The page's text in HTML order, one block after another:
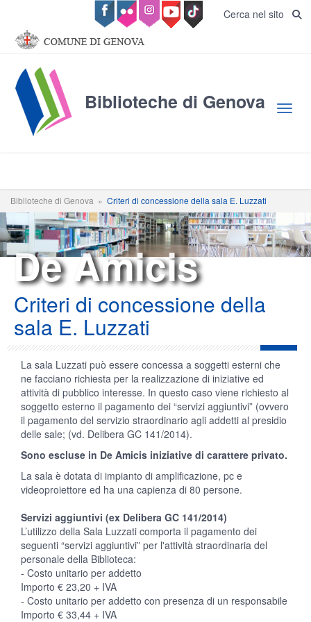
Salta al contenuto principale Cerca nel sito
Biblioteche di Genova
Biblioteche di Genova » Criteri di concessione della sala E. Luzzati
De Amicis
Criteri di concessione della
sala E. Luzzati
La sala Luzzati può essere concessa a soggetti esterni che
ne facciano richiesta per la realizzazione di iniziative ed
attività di pubblico interesse. In questo caso viene richiesto al
soggetto esterno il pagamento dei “servizi aggiuntivi” (ovvero
il pagamento del servizio straordinario agli addetti al presidio
delle sale; (vd. Delibera GC 141/2014).
Sono escluse in De Amicis iniziative di carattere privato.
La sala è dotata di impianto di amplificazione, pc e
videoproiettore ed ha una capienza di 80 persone.
Servizi aggiuntivi (ex Delibera GC 141/2014)
L’utilizzo della Sala Luzzati comporta il pagamento dei
seguenti “servizi aggiuntivi” per l'attività straordinaria del
personale della Biblioteca:
- Costo unitario per addetto
Importo € 23,20 + IVA
- Costo unitario per addetto con presenza di un responsabile
Importo € 33,44 + IVA